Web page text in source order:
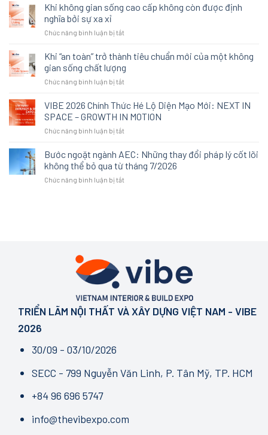
công
không
là
chọn
thay
Cách
An
tái
nghĩa
trải
Khi không gian sống cao cấp không còn được định
nghĩa bởi sự xa xỉ
Chức năng bình luận bị tắtở
không
gian
sống
cao
không
còn
định
bởi
sự
xỉ
Khi “an toàn” trở thành tiêu chuẩn mới của một không
gian sống chất lượng
Chức năng bình luận bị tắtở
“an
toàn”
trở
thành
chuẩn
mới
một
VIBE 2026 Chính Thức Hé Lộ Diện Mạo Mới: NEXT IN
SPACE – GROWTH IN MOTION
Chức năng bình luận bị tắtở
2026
Chính
Thức
Hé
GROWTH
IN
Bước ngoặt ngành AEC: Những thay đổi pháp lý cốt lõi
không thể bỏ qua từ tháng 7/2026
Chức năng bình luận bị tắtở
lý
cốt
không
thể
TRIỂN LÃM NỘI THẤT VÀ XÂY DỰNG VIỆT NAM - VIBE
2026
30/09 - 03/10/2026
SECC - 799 Nguyễn Văn Linh, P. Tân Mỹ, TP. HCM
+84 96 696 5747
info@thevibexpo.com